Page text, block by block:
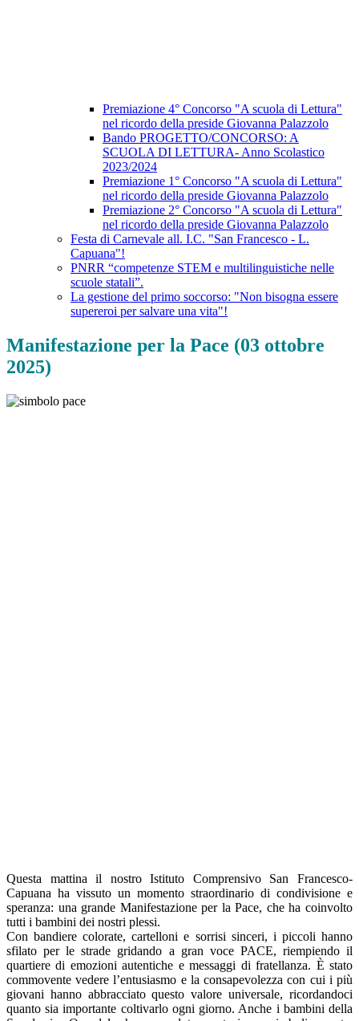
Premiazione 4° Concorso "A scuola di Lettura"
nel ricordo della preside Giovanna Palazzolo
Bando PROGETTO/CONCORSO: A
SCUOLA DI LETTURA- Anno Scolastico
2023/2024
Premiazione 1° Concorso "A scuola di Lettura"
nel ricordo della preside Giovanna Palazzolo
Premiazione 2° Concorso "A scuola di Lettura"
nel ricordo della preside Giovanna Palazzolo
Festa di Carnevale all. I.C. "San Francesco - L.
Capuana"!
PNRR “competenze STEM e multilinguistiche nelle
scuole statali”.
La gestione del primo soccorso: "Non bisogna essere
supereroi per salvare una vita"!
Manifestazione per la Pace (03 ottobre
2025)
Questa mattina il nostro Istituto Comprensivo San Francesco-
Capuana ha vissuto un momento straordinario di condivisione e
speranza: una grande Manifestazione per la Pace, che ha coinvolto
tutti i bambini dei nostri plessi.
Con bandiere colorate, cartelloni e sorrisi sinceri, i piccoli hanno
sfilato per le strade gridando a gran voce PACE, riempiendo il
quartiere di emozioni autentiche e messaggi di fratellanza. È stato
commovente vedere l’entusiasmo e la consapevolezza con cui i più
giovani hanno abbracciato questo valore universale, ricordandoci
quanto sia importante coltivarlo ogni giorno. Anche i bambini della